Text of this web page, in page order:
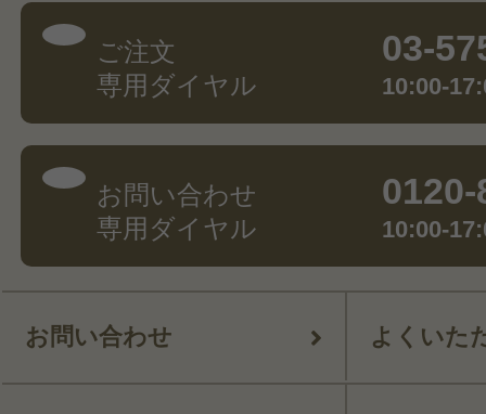
ご注文
専用ダイヤル
03-
10:00-
お問い合わせ
専用ダイヤル
10:00-
お問い合わせ よくいた